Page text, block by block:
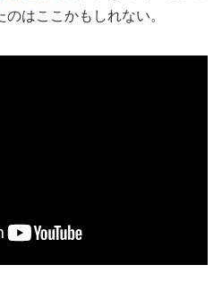
はここかもしれない。